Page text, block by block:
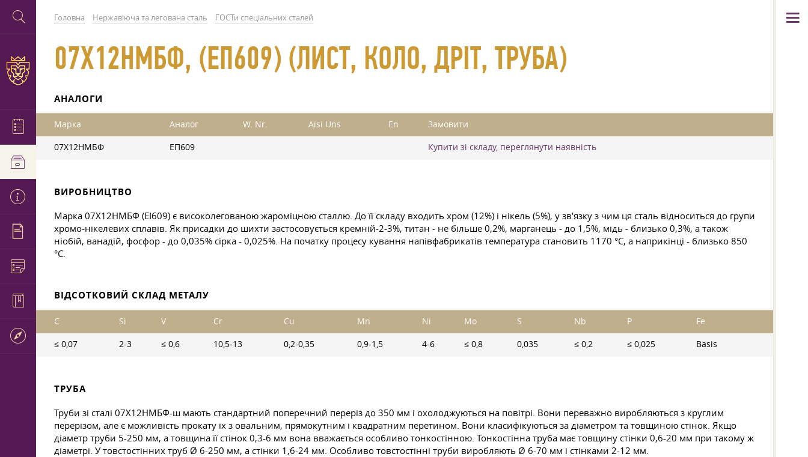
Головна Нержавіюча та легована сталь ГОСТи спеціальних сталей
07Х12НМБФ, (ЕП609) (ЛИСТ, КОЛО, ДРІТ, ТРУБА)
АНАЛОГИ
Марка Аналог W. Nr. Aisi Uns En Замовити
07Х12НМБФ ЕП609 Купити зі складу, переглянути наявність
ВИРОБНИЦТВО
Марка 07Х12НМБФ (ЕІ609) є високолегованою жароміцною сталлю. До її складу входить хром (12%) і нікель (5%), у зв'язку з чим ця сталь відноситься до групи
хромо-нікелевих сплавів. Як присадки до шихти застосовується кремній-2-3%, титан - не більше 0,2%, марганець - до 1,5%, мідь - близько 0,3%, а також
ніобій, ванадій, фосфор - до 0,035% сірка - 0,025%. На початку процесу кування напівфабрикатів температура становить 1170 °C, а наприкінці - близько 850
°C.
ВІДСОТКОВИЙ СКЛАД МЕТАЛУ
C Si V Cr Cu Mn Ni Mo S Nb P Fe
≤ 0,07 2-3 ≤ 0,6 10,5-13 0,2-0,35 0,9-1,5 4-6 ≤ 0,8 0,035 ≤ 0,2 ≤ 0,025 Basis
ТРУБА
Труби зі сталі 07Х12НМБФ-ш мають стандартний поперечний переріз до 350 мм і охолоджуються на повітрі. Вони переважно виробляються з круглим
перерізом, але є можливість прокату їх з овальним, прямокутним і квадратним перетином. Вони класифікуються за діаметром та товщиною стінок. Якщо
діаметр труби 5-250 мм, а товщина її стінок 0,3-6 мм вона вважається особливо тонкостінною. Тонкостінна труба має товщину стінки 0,6-20 мм при такому ж
діаметрі. У товстостінних труб Ø 6-250 мм, а стінки 1,6-24 мм. Особливо товстостінні труби виробляють Ø 6-70 мм і стінками 2-12 мм.